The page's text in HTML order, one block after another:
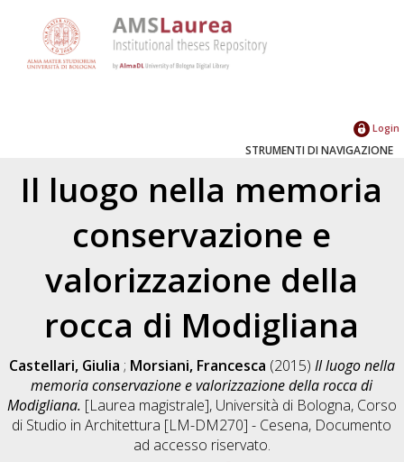
Login
STRUMENTI DI NAVIGAZIONE
Il luogo nella memoria
conservazione e
valorizzazione della
rocca di Modigliana
Castellari, Giulia ; Morsiani, Francesca (2015) Il luogo nella
memoria conservazione e valorizzazione della rocca di
Modigliana. [Laurea magistrale], Università di Bologna, Corso
di Studio inArchitettura [LM-DM270] - Cesena, Documento
ad accesso riservato.